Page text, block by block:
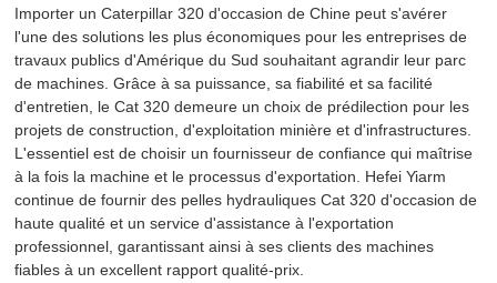
Importer un Caterpillar 320 d'occasion de Chine peut s'avérer
l'une des solutions les plus économiques pour les entreprises de
travaux publics d'Amérique du Sud souhaitant agrandir leur parc
de machines. Grâce à sa puissance, sa fiabilité et sa facilité
d'entretien, le Cat 320 demeure un choix de prédilection pour les
projets de construction, d'exploitation minière et d'infrastructures.
L'essentiel est de choisir un fournisseur de confiance qui maîtrise
à la fois la machine et le processus d'exportation. Hefei Yiarm
continue de fournir des pelles hydrauliques Cat 320 d'occasion de
haute qualité et un service d'assistance à l'exportation
professionnel, garantissant ainsi à ses clients des machines
fiables à un excellent rapport qualité-prix.